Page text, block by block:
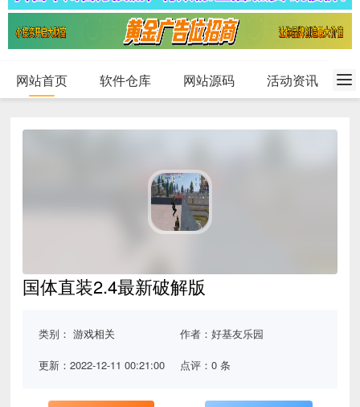
网站首页 软件仓库 网站源码 活动资讯
国体直装2.4最新破解版
类别：游戏相关 作者：好基友乐园
更新：2022-12-11 00:21:00 点评：0 条